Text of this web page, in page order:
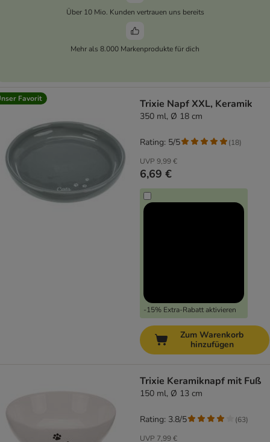
Über 10 Mio. Kunden vertrauen uns bereits
Mehr als 8.000 Markenprodukte für dich
Favorit Trixie Napf XXL, Keramik
350 ml, Ø 18 cm
UVP 9,99 €
6,69 €
-15% Extra-Rabatt aktivieren
Rating: 5/5 (18)
Zum Warenkorb
hinzufügen
Trixie Keramiknapf mit Fuß
150 ml, Ø 13 cm
UVP 7,99 €
Rating: 3.8/5 (63)